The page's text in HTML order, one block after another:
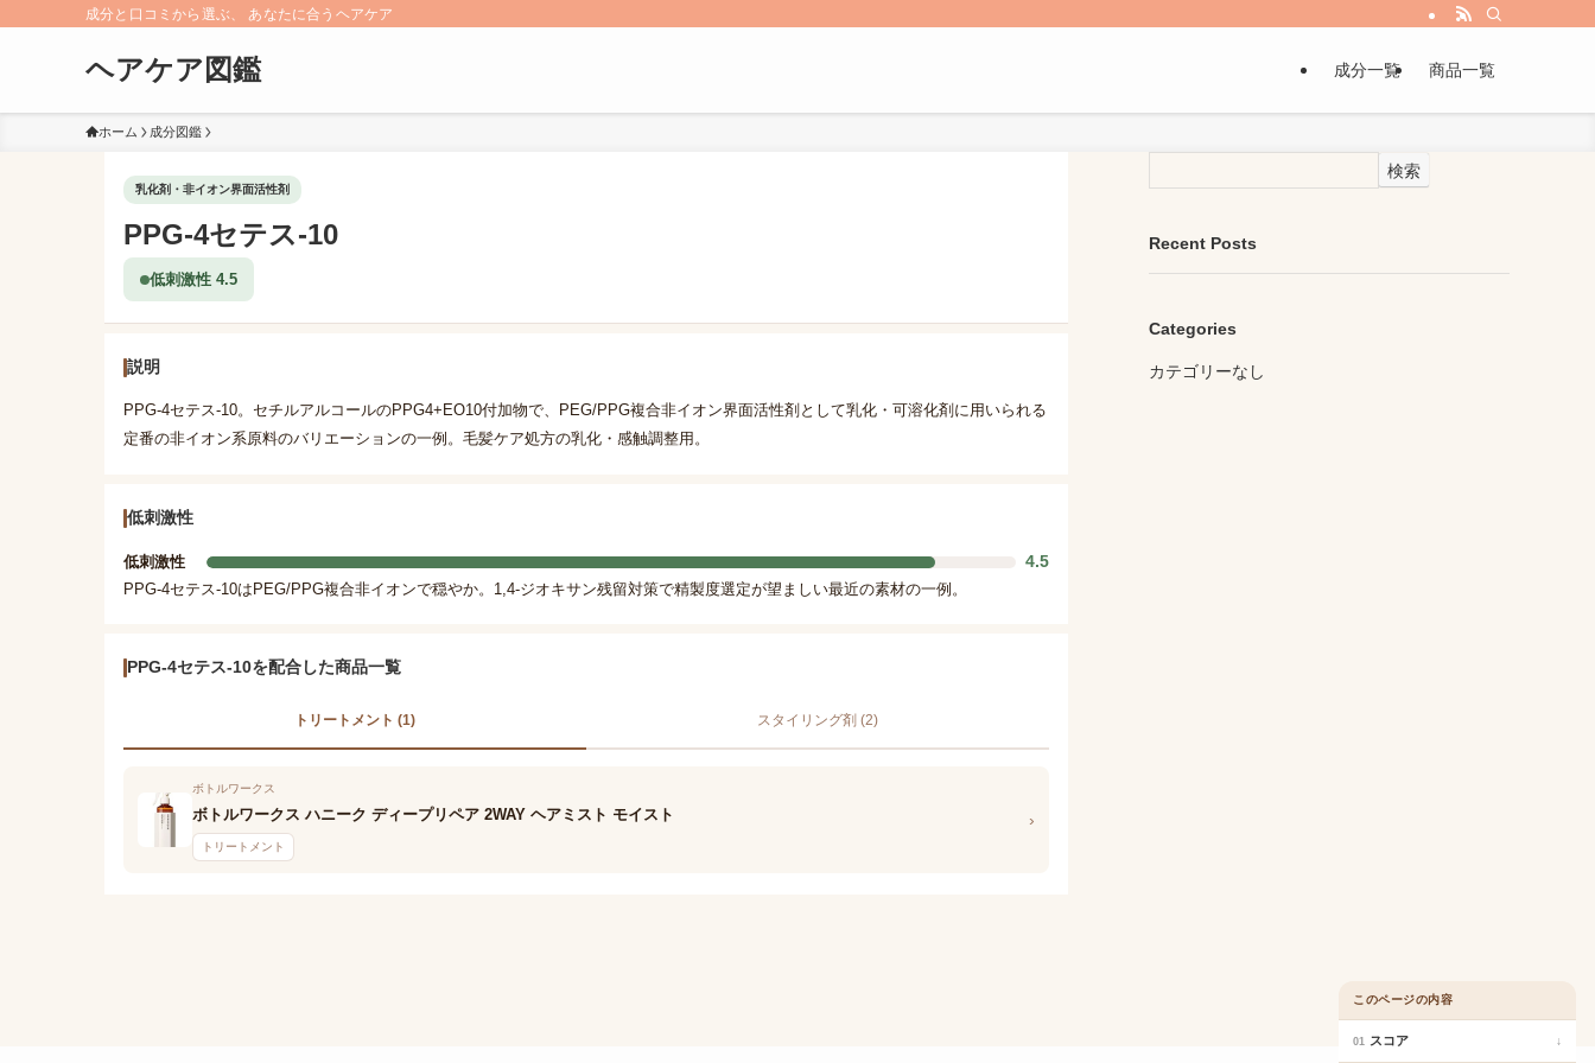
成分と口コミから選ぶ、 あなたに合うヘアケア
ヘアケア図鑑 成分一覧 商品一覧
ホーム 成分図鑑
乳化剤・非イオン界面活性剤
PPG-4セテス-10
低刺激性 4.5
説明
PPG-4セテス-10。セチルアルコールのPPG4+EO10付加物で、PEG/PPG複合非イオン界面活性剤として乳化・可溶化剤に用いられる
定番の非イオン系原料のバリエーションの一例。毛髪ケア処方の乳化・感触調整用。
低刺激性
低刺激性 4.5
PPG-4セテス-10はPEG/PPG複合非イオンで穏やか。1,4-ジオキサン残留対策で精製度選定が望ましい最近の素材の一例。
PPG-4セテス-10を配合した商品一覧
トリートメント (1) スタイリング剤 (2)
ボトルワークス
ボトルワークス ハニーク ディープリペア 2WAY ヘアミスト モイスト
トリートメント
›
検索
Recent Posts
Categories
カテゴリーなし
このページの内容
01 スコア ↓